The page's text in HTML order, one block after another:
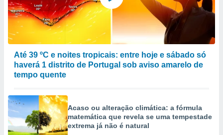
Até 39 ºC e noites tropicais: entre hoje e sábado só
haverá 1 distrito de Portugal sob aviso amarelo de
tempo quente
Acaso ou alteração climática: a fórmula
matemática que revela se uma tempestade
extrema já não é natural